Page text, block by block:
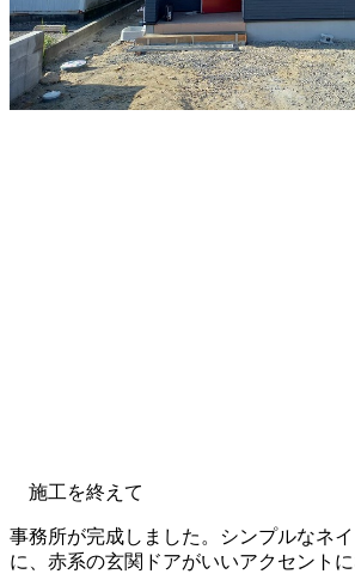
施工を終えて
事務所が完成しました。シンプルなネ
に、赤系の玄関ドアがいいアクセントに